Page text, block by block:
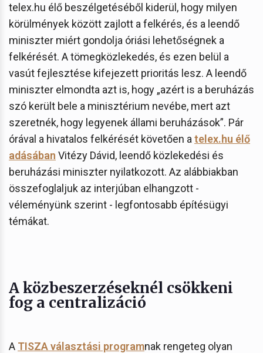
telex.hu élő beszélgetéséből kiderül, hogy milyen
körülmények között zajlott a felkérés, és a leendő
miniszter miért gondolja óriási lehetőségnek a
felkérését. A tömegközlekedés, és ezen belül a
vasút fejlesztése kifejezett prioritás lesz. A leendő
miniszter elmondta azt is, hogy „azért is a beruházás
szó került bele a minisztérium nevébe, mert azt
szeretnék, hogy legyenek állami beruházások”. Pár
órával a hivatalos felkérését követően a telex.hu élő
adásában Vitézy Dávid, leendő közlekedési és
beruházási miniszter nyilatkozott. Az alábbiakban
összefoglaljuk az interjúban elhangzott -
véleményünk szerint - legfontosabb építésügyi
témákat.
A közbeszerzéseknél csökkeni
fog a centralizáció
A TISZA választási programnak rengeteg olyan